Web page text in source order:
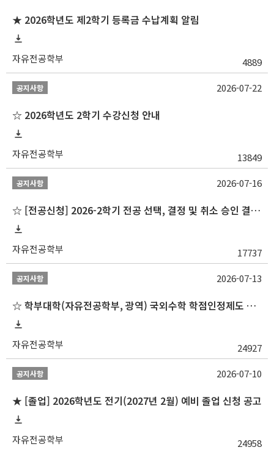
★ 2026학년도 제2학기 등록금 수납계획 알림
자유전공학부 4889
공지사항
☆ 2026학년도 2학기 수강신청 안내
자유전공학부 13849
2026-07-22
공지사항
☆ [전공신청] 2026-2학기 전공 선택, 결정 및 취소 승인 결과 알림(심화전공 포함)
자유전공학부 17737
2026-07-16
공지사항
☆ 학부대학(자유전공학부, 광역) 국외수학 학점인정제도 변경 안내(2027-1학기 파견학생부터)
자유전공학부 24927
2026-07-13
공지사항
★ [졸업] 2026학년도 전기(2027년 2월) 예비 졸업 신청 공고
자유전공학부 24958
2026-07-10